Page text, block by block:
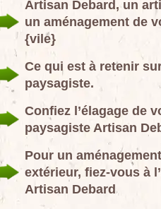
Artisan Debard, un
un aménagement de
{vile}
Ce qui est à retenir
paysagiste.
Confiez l’élagage de
paysagiste Artisan
Pour un
extérieur, fiez-vous à
Artisan Debard